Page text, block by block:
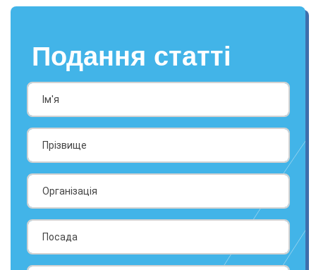
Подання статті